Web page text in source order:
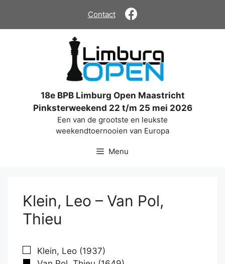
de
Contact
18e BPB Limburg Open Maastricht
Pinksterweekend 22 t/m 25 mei 2026
Een van de grootste en leukste
weekendtoernooien van Europa
Menu
Klein, Leo – Van Pol,
Thieu
Klein, Leo (1937)